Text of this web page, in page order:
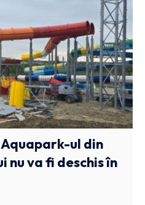
ul din
nu va fi deschis în